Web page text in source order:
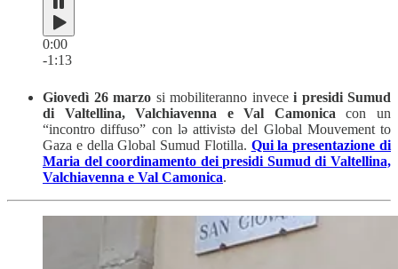
0:00
-1:13
Giovedì 26 marzo si mobiliteranno invece i presidi Sumud
di Valtellina, Valchiavenna e Val Camonica con un
“incontro diffuso” con lə attivistə del Global Mouvement to
Gaza e della Global Sumud Flotilla. Qui la presentazione di
Maria del coordinamento dei presidi Sumud di Valtellina,
Valchiavenna e Val Camonica.